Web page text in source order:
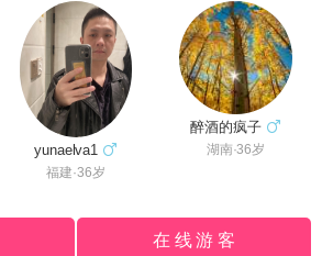
yunaelva1
福建·36岁
醉酒的疯子
湖南·36岁
在 线 游 客